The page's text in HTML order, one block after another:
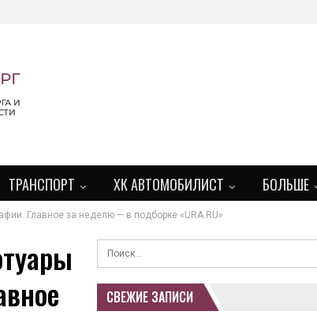
ТРАНСПОРТ ХК АВТОМОБИЛИСТ БОЛЬШЕ
Главное за неделю — в подборке «URA.RU»
СВЕЖИЕ ЗАПИСИ